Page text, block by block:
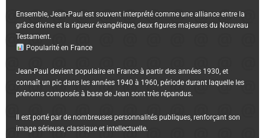
Ensemble, Jean-Paul est souvent interprété comme une alliance entre la
grâce divine et la rigueur évangélique, deux figures majeures du Nouveau
Testament.
Popularité en France
Jean-Paul devient populaire en France à partir des années 1930, et
connaît un pic dans les années 1940 à 1960, période durant laquelle les
prénoms composés à base de Jean sont très répandus.
Il est porté par de nombreuses personnalités publiques, renforçant son
image sérieuse, classique et intellectuelle.